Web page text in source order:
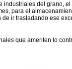
industriales del grano,
para el
de ir trasladando ese
que ameriten lo